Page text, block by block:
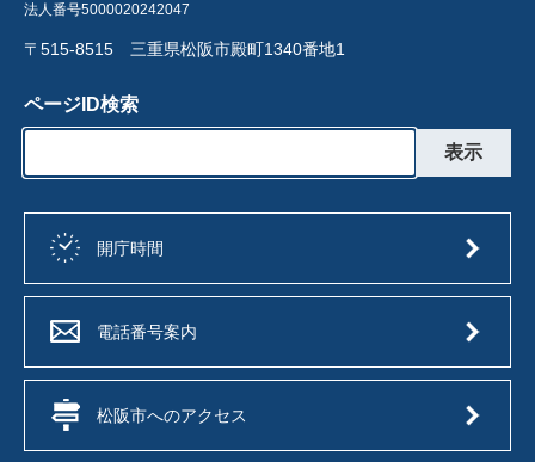
法人番号5000020242047
〒515-8515 三重県松阪市殿町1340番地1
ページID検索
開庁時間
電話番号案内
松阪市へのアクセス